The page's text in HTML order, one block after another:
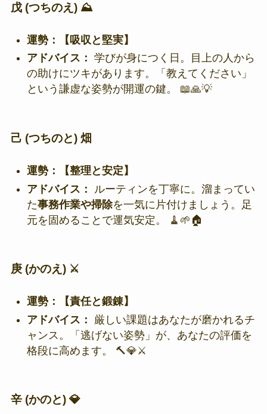
戊 (つちのえ) ⛰️
運勢：【吸収と堅実】
アドバイス： 学びが身につく日。目上の人から
の助けにツキがあります。「教えてください」
という謙虚な姿勢が開運の鍵。 📖🙏💡
己 (つちのと) 畑
運勢：【整理と安定】
アドバイス：
ルーティンを丁寧に。溜まってい
た事務作業や掃除を一気に片付けましょう。足
元を固めることで運気安定。 🧹🌱🏠
庚 (かのえ) ⚔️
運勢：【責任と鍛錬】
アドバイス：
厳しい課題はあなたが磨かれるチ
ャンス。「逃げない姿勢」が、あなたの評価を
格段に高めます。 🔨💎⚔️
辛 (かのと) 💎